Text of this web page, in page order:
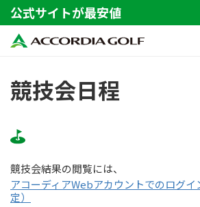
公式サイトが最安値
競技会日程
競技会結果の閲覧には、
アコーディアWebアカウントでのログ
定）